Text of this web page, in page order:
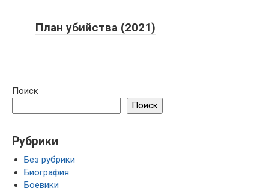
План убийства (2021)
Поиск
Поиск
Рубрики
Без рубрики
Биография
Боевики